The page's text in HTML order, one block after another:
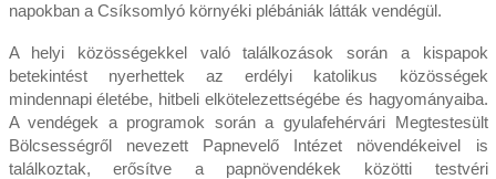
napokban a Csíksomlyó környéki plébániák látták vendégül.
A helyi közösségekkel való találkozások során a kispapok
betekintést nyerhettek az erdélyi katolikus közösségek
mindennapi életébe, hitbeli elkötelezettségébe és hagyományaiba.
A vendégek a programok során a gyulafehérvári Megtestesült
Bölcsességről nevezett Papnevelő Intézet növendékeivel is
találkoztak, erősítve a papnövendékek közötti testvéri